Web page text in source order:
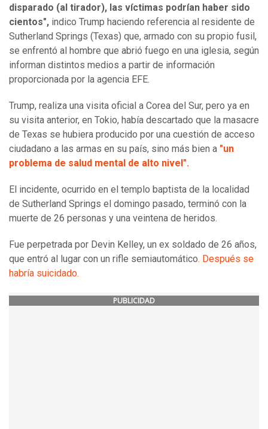
disparado (al tirador), las víctimas podrían haber sido
cientos", indico Trump haciendo referencia al residente de
Sutherland Springs (Texas) que, armado con su propio fusil,
se enfrentó al hombre que abrió fuego en una iglesia, según
informan distintos medios a partir de información
proporcionada por la agencia EFE.
Trump, realiza una visita oficial a Corea del Sur, pero ya en
su visita anterior, en Tokio, había descartado que la masacre
de Texas se hubiera producido por una cuestión de acceso
ciudadano a las armas en su país, sino más bien a "un
problema de salud mental de alto nivel".
El incidente, ocurrido en el templo baptista de la localidad
de Sutherland Springs el domingo pasado, terminó con la
muerte de 26 personas y una veintena de heridos.
Fue perpetrada por Devin Kelley, un ex soldado de 26 años,
que entró al lugar con un rifle semiautomático. Después se
habría suicidado.
PUBLICIDAD